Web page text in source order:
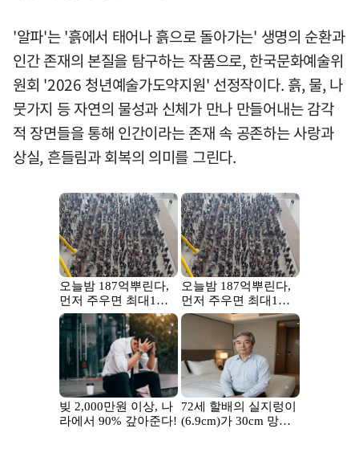
'알파'는 '흙에서 태어나 흙으로 돌아가는' 생명의 순환과
인간 존재의 본질을 탐구하는 작품으로, 한국문화예술위
원회 '2026 청년예술가도약지원' 선정작이다. 흙, 물, 나
뭇가지 등 자연의 물성과 신체가 만나 만들어내는 감각
적 장면들을 통해 인간이라는 존재 속 공존하는 사랑과
상실, 흔들림과 회복의 의미를 그린다.